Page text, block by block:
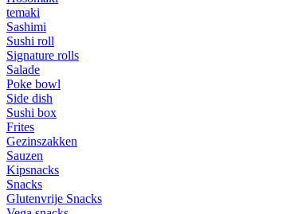
temaki
Sashimi
Sushi roll
Signature rolls
Salade
Poke bowl
Side dish
Sushi box
Frites
Gezinszakken
Sauzen
Kipsnacks
Snacks
Glutenvrije Snacks